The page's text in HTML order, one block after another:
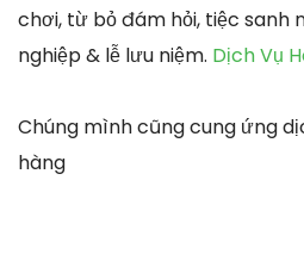
chơi, từ bỏ đám hỏi, tiệc sanh
nghiệp & lễ lưu niệm. Dịch Vụ
Chúng mình cũng cung ứng
hàng